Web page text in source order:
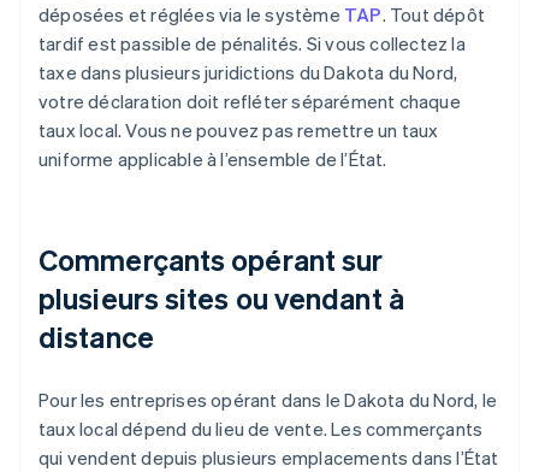
déposées et réglées via le système TAP. Tout dépôt
tardif est passible de pénalités. Si vous collectez la
taxe dans plusieurs juridictions du Dakota du Nord,
votre déclaration doit refléter séparément chaque
taux local. Vous ne pouvez pas remettre un taux
uniforme applicable à l’ensemble de l’État.
Commerçants opérant sur
plusieurs sites ou vendant à
distance
Pour les entreprises opérant dans le Dakota du Nord, le
taux local dépend du lieu de vente. Les commerçants
qui vendent depuis plusieurs emplacements dans l’État